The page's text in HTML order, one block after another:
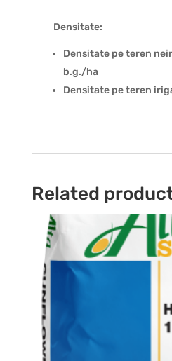
Densitate:
Densitate pe teren
b.g./ha
Densitate pe teren
Related